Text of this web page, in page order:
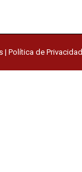
| Política de Privacidad